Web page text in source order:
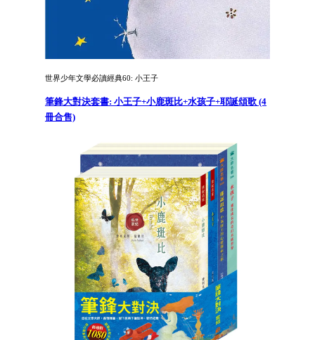
世界少年文學必讀經典60: 小王子
筆鋒大對決套書: 小王子+小鹿斑比+水孩子+耶誕頌歌 (4
冊合售)